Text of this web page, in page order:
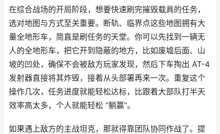
在综合战场的开局阶段，想要快速刷完摧毁载具的任务，
选对地图与方式至关重要。断轨、临界点这些地图拥有大
量全地形车，简直是刷任务的天堂。你可以先找到一辆无
人的全地形车，把它开到隐蔽的地方，比如废墟后面、山
坡的凹处，确保不会被敌方玩家发现，然后下车掏出 AT-4
发射器直接将其炸毁，接着从头部署再来一次。重复这个
操作几次，任务进度就能轻松达标，比跟着大部队打半天
效率高太多，个人就能轻松 “躺赢”。
如果遇上敌方的主战坦克，那就得靠团队协同作战了。提